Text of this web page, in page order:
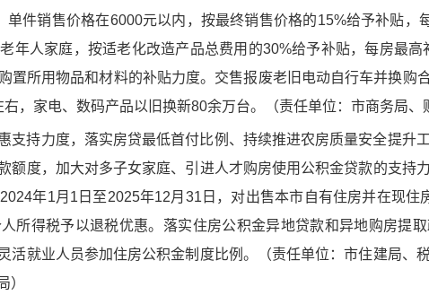
件销售价格在6000元以内，按最终销售价格的15%给予补贴，
年人家庭，按适老化改造产品总费用的30%给予补贴，每房最
置所用物品和材料的补贴力度。交售报废老旧电动自行车并换购
，家电、数码产品以旧换新80余万台。（责任单位：市商务局、
支持力度，落实房贷最低首付比例、持续推进农房质量安全提升
额度，加大对多子女家庭、引进人才购房使用公积金贷款的支持
年1月1日至2025年12月31日，对出售本市自有住房并在现住
所得税予以退税优惠。落实住房公积金异地贷款和异地购房提
活就业人员参加住房公积金制度比例。（责任单位：市住建局、
）